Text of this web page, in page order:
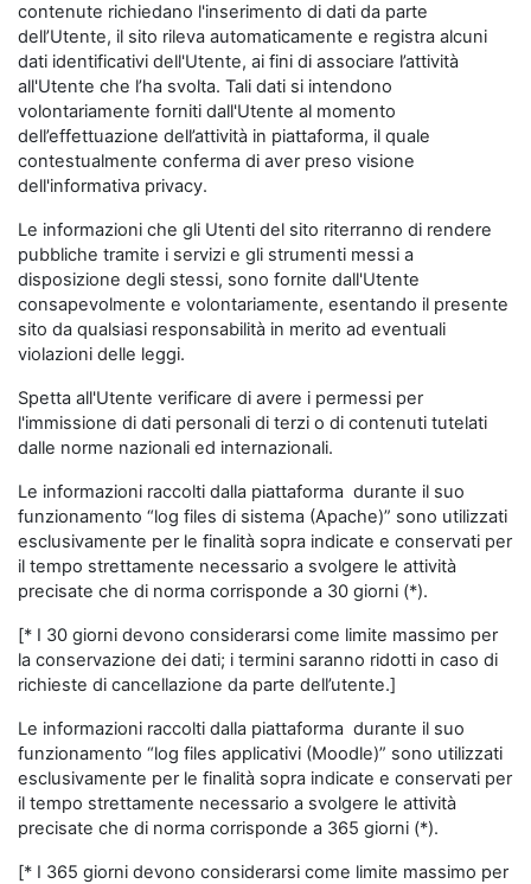
contenute richiedano l'inserimento di dati da parte
dell’Utente, il sito rileva automaticamente e registra alcuni
dati identificativi dell'Utente, ai fini di associare l’attività
all'Utente che l’ha svolta. Tali dati si intendono
volontariamente forniti dall'Utente al momento
dell’effettuazione dell’attività in piattaforma, il quale
contestualmente conferma di aver preso visione
dell'informativa privacy.
Le informazioni che gli Utenti del sito riterranno di rendere
pubbliche tramite i servizi e gli strumenti messi a
disposizione degli stessi, sono fornite dall'Utente
consapevolmente e volontariamente, esentando il presente
sito da qualsiasi responsabilità in merito ad eventuali
violazioni delle leggi.
Spetta all'Utente verificare di avere i permessi per
l'immissione di dati personali di terzi o di contenuti tutelati
dalle norme nazionali ed internazionali.
Le informazioni raccolti dalla piattaforma durante il suo
funzionamento “log files di sistema (Apache)” sono utilizzati
esclusivamente per le finalità sopra indicate e conservati per
il tempo strettamente necessario a svolgere le attività
precisate che di norma corrisponde a 30 giorni (*).
[* I 30 giorni devono considerarsi come limite massimo per
la conservazione dei dati; i termini saranno ridotti in caso di
richieste di cancellazione da parte dell’utente.]
Le informazioni raccolti dalla piattaforma durante il suo
funzionamento “log files applicativi (Moodle)” sono utilizzati
esclusivamente per le finalità sopra indicate e conservati per
il tempo strettamente necessario a svolgere le attività
precisate che di norma corrisponde a 365 giorni (*).
[* I 365 giorni devono considerarsi come limite massimo per